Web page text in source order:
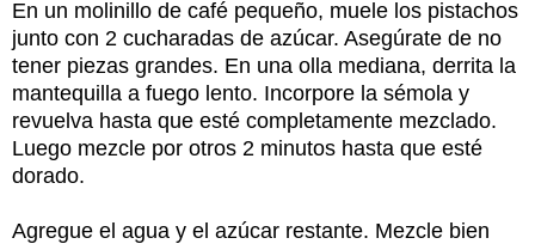
En un molinillo de café pequeño, muele los pistachos
junto con 2 cucharadas de azúcar. Asegúrate de no
tener piezas grandes. En una olla mediana, derrita la
mantequilla a fuego lento. Incorpore la sémola y
revuelva hasta que esté completamente mezclado.
Luego mezcle por otros 2 minutos hasta que esté
dorado.
Agregue el agua y el azúcar restante. Mezcle bien